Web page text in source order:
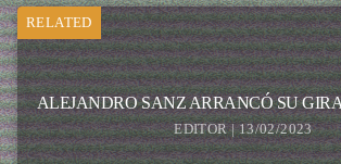
RELATED
ALEJANDRO SANZ ARRANCÓ SU
EDITOR | 13/02/2023